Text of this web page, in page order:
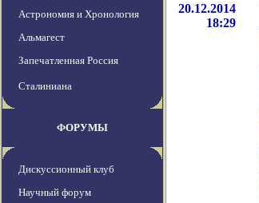
Астрономия и Хронология
Альмагест
Запечатленная Россия
Сталиниана
ФОРУМЫ
Дискуссионный клуб
Научный форум
20.12.2014
18:29